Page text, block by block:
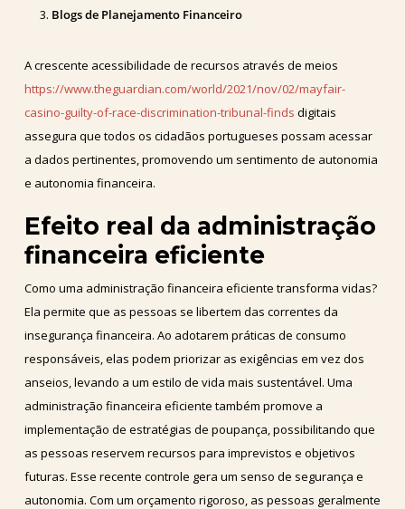
Blogs de Planejamento Financeiro
A crescente acessibilidade de recursos através de meios
https://www.theguardian.com/world/2021/nov/02/mayfair-
casino-guilty-of-race-discrimination-tribunal-finds digitais
assegura que todos os cidadãos portugueses possam acessar
a dados pertinentes, promovendo um sentimento de autonomia
e autonomia financeira.
Efeito real da administração
financeira eficiente
Como uma administração financeira eficiente transforma vidas?
Ela permite que as pessoas se libertem das correntes da
insegurança financeira. Ao adotarem práticas de consumo
responsáveis, elas podem priorizar as exigências em vez dos
anseios, levando a um estilo de vida mais sustentável. Uma
administração financeira eficiente também promove a
implementação de estratégias de poupança, possibilitando que
as pessoas reservem recursos para imprevistos e objetivos
futuras. Esse recente controle gera um senso de segurança e
autonomia. Com um orçamento rigoroso, as pessoas geralmente